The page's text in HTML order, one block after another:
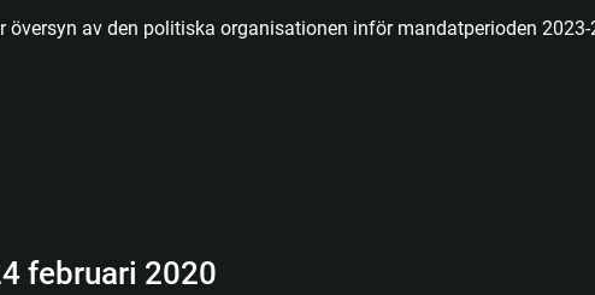
översyn av den politiska organisationen inför mandatperioden
februari 2020